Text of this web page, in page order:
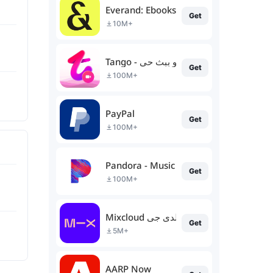
Everand: Ebooks and audiobooks
10M+
Get
Tango - فيديو ببث حي
100M+
Get
PayPal
100M+
Get
Pandora - Music & Podcasts
100M+
Get
Mixcloud مزيج الراديو والدي جي
5M+
Get
AARP Now